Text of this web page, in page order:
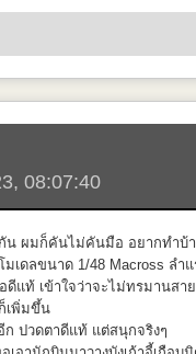
นขนส่ง ทิ้งตัวลงมาในร่าง
อเพลิงภายนอกที่ทำสีดำด้านไ
าและที่วางอุปกรณ์กู้ชีพที่มุมด้
เลยเอาแดงด้าน XF-7 ของ
ลเลยต้องดัดแปลงทำครอบปิด
เลยไม่ติดขัดอะไร
ผสมตัว Smooth ของ
หรือไม่
08:07:40
น ผมก็คันไม่คันมือ อยากทำบ้
มเดลขนาด 1/48 Macross ล
แท้ เข้าใจว่าจะไม่ทรมานสา
เพิ่มขึ้น
ก ปวดตาดีแท้ แต่สนุกจริงๆ